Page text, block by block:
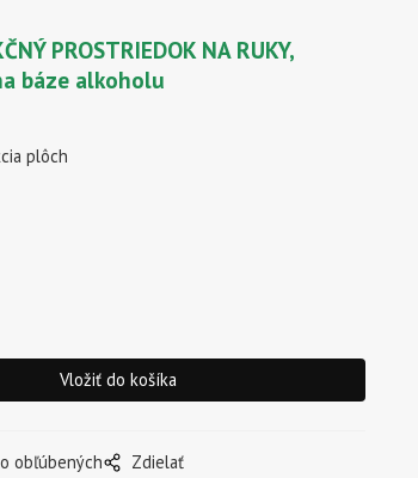
PROSTRIEDOK NA RUKY,
báze alkoholu
plôch
obľúbených Zdielať